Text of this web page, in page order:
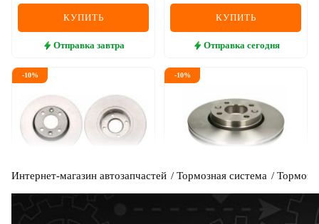
КУПИТЬ
Отправка завтра
КУПИТЬ
Отправка сегодня
-10%
TRW
W415 12-
-10%
ABE
258мм. R14 Renault Kangoo II
/ Clio IV / Captur / Dokker /
Код: C3R045ABE
Интернет-магазин автозапчастей Тормозная система